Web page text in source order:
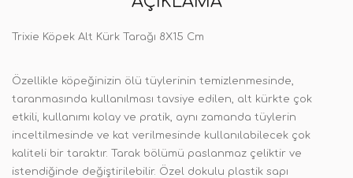
Trixie Köpek Alt Kürk Tarağı 8X15 Cm
Özellikle köpeğinizin ölü tüylerinin temizlenmesinde,
taranmasında kullanılması tavsiye edilen, alt kürkte çok
etkili, kullanımı kolay ve pratik, aynı zamanda tüylerin
inceltilmesinde ve kat verilmesinde kullanılabilecek çok
kaliteli bir taraktır. Tarak bölümü paslanmaz çeliktir ve
istendiğinde değiştirilebilir. Özel dokulu plastik sapı